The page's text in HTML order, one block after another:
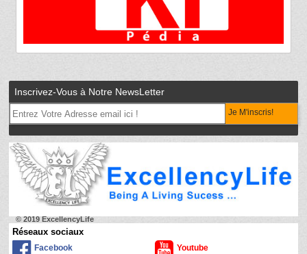
Inscrivez-Vous à Notre NewsLetter
Je M'inscris!
© 2019 ExcellencyLife
Réseaux sociaux
Facebook Youtube